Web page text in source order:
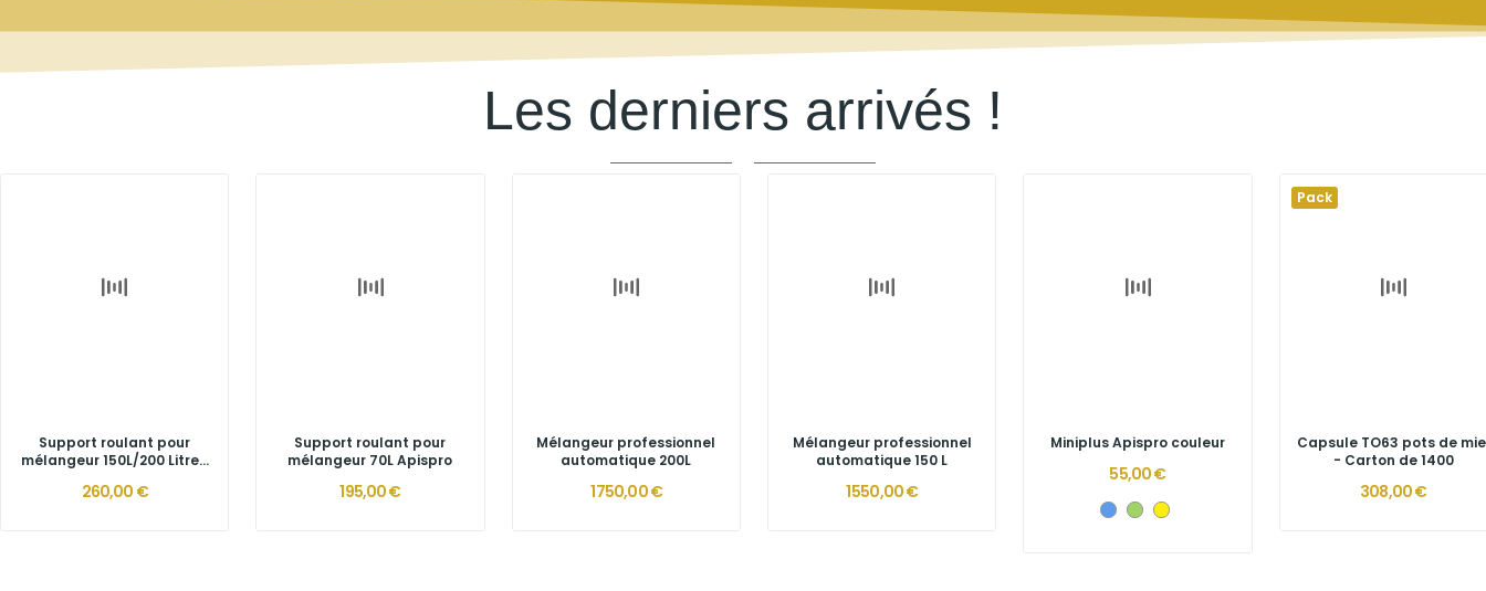
Les derniers arrivés !
Support roulant pour
mélangeur 150L/200 Litre...
260,00 €
Support roulant pour
mélangeur 70L Apispro
195,00 €
Mélangeur professionnel
automatique 200L
1 750,00 €
Mélangeur professionnel
automatique 150 L
1 550,00 €
Miniplus Apispro couleur
55,00 €
Pack
Capsule TO63 pots de
- Carton de 1400
308,00 €